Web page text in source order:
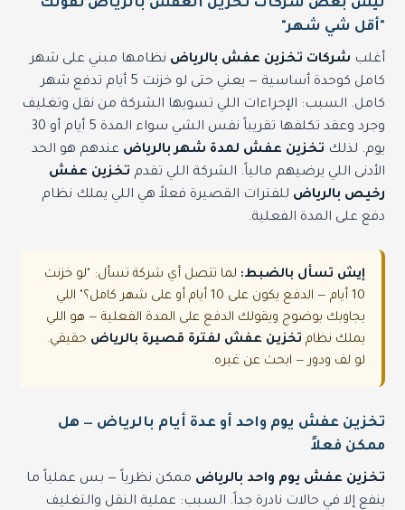
ليش بعض شركات تخزين العفش بالرياض تقولك
"أقل شي شهر"
أغلب شركات تخزين عفش بالرياض نظامها مبني على شهر
كامل كوحدة أساسية — يعني حتى لو خزنت 5 أيام تدفع شهر
كامل. السبب: الإجراءات اللي تسويها الشركة من نقل وتغليف
وجرد وعقد تكلفها تقريباً نفس الشي سواء المدة 5 أيام أو 30
يوم. لذلك تخزين عفش لمدة شهر بالرياض عندهم هو الحد
الأدنى اللي يرضيهم مالياً. الشركة اللي تقدم تخزين عفش
رخيص بالرياض للفترات القصيرة فعلاً هي اللي يملك نظام
دفع على المدة الفعلية.
إيش تسأل بالضبط: لما تتصل أي شركة تسأل: "لو خزنت
10 أيام — الدفع يكون على 10 أيام أو على شهر كامل؟" اللي
يجاوبك بوضوح ويقولك الدفع على المدة الفعلية — هو اللي
يملك نظام تخزين عفش لفترة قصيرة بالرياض حقيقي.
لو لف ودور — ابحث عن غيره.
تخزين عفش يوم واحد أو عدة أيام بالرياض — هل
ممكن فعلاً
تخزين عفش يوم واحد بالرياض ممكن نظرياً — بس عملياً ما
ينفع إلا في حالات نادرة جداً. السبب: عملية النقل والتغليف